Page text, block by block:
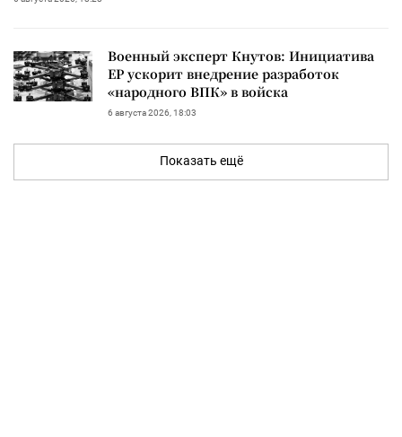
Военный эксперт Кнутов: Инициатива
ЕР ускорит внедрение разработок
«народного ВПК» в войска
6 августа 2026, 18:03
Показать ещё